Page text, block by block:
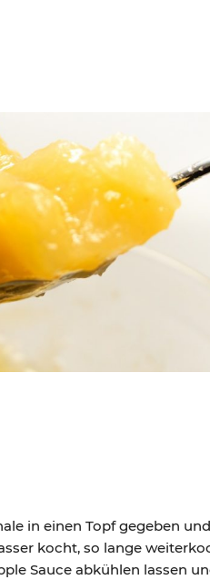
in einen Topf gegeben
kocht, so lange
Sauce abkühlen lassen